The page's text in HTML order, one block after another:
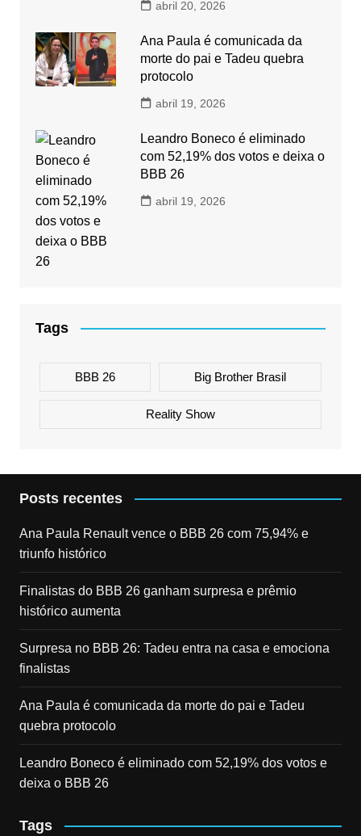
abril 20, 2026
Ana Paula é comunicada da
morte do pai e Tadeu quebra
protocolo
abril 19, 2026
Leandro Boneco é eliminado
com 52,19% dos votos e deixa o
BBB 26
abril 19, 2026
Tags
BBB 26 Big Brother Brasil
Reality Show
Posts recentes
Ana Paula Renault vence o BBB 26 com 75,94% e
triunfo histórico
Finalistas do BBB 26 ganham surpresa e prêmio
histórico aumenta
Surpresa no BBB 26: Tadeu entra na casa e emociona
finalistas
Ana Paula é comunicada da morte do pai e Tadeu
quebra protocolo
Leandro Boneco é eliminado com 52,19% dos votos e
deixa o BBB 26
Tags